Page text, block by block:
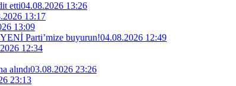
etti04.08.2026 13:26
13:17
13:09
YENİ Parti’mize buyurun!04.08.2026 12:49
12:34
alındı03.08.2026 23:26
23:13